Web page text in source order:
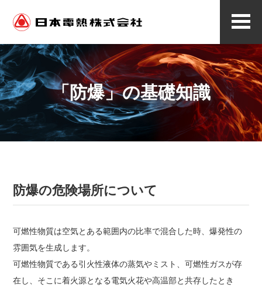
メ
ニ
ー
「防爆」の基礎知識
防爆の危険場所について
可燃性物質は空気とある範囲内の比率で混合した時、爆発性の
雰囲気を生成します。
可燃性物質である引火性液体の蒸気やミスト、可燃性ガスが存
在し、そこに着火源となる電気火花や高温部と共存したとき